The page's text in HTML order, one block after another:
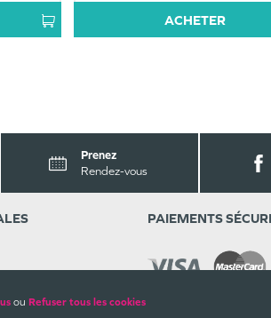
ou Refuser tous les cookies
ACHETER
Prenez
Rendez-vous
PAIEMENTS